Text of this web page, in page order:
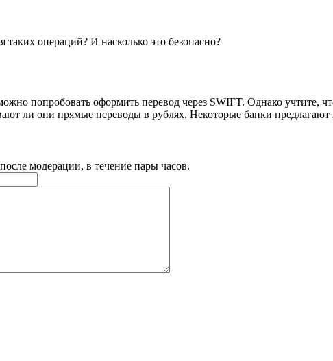
операций? И насколько это безопасно?
попробовать оформить перевод через SWIFT. Однако учтите,
ли они прямые переводы в рублях. Некоторые банки
модерации, в течение пары часов.